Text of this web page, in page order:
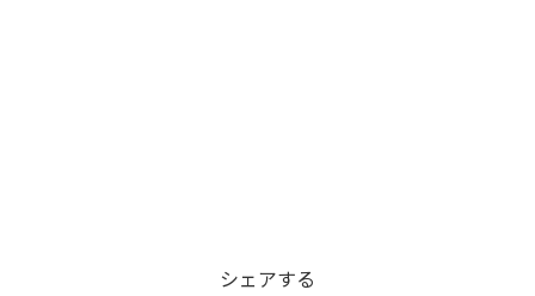
シェアする